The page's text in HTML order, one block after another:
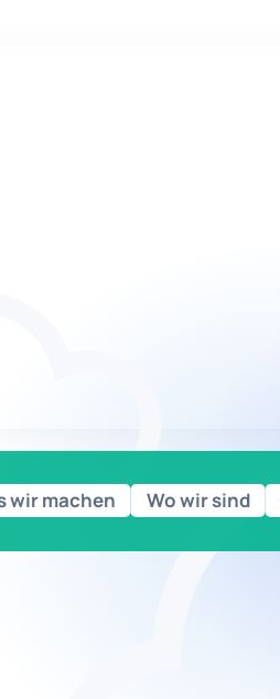
wir machen Wo wir sind